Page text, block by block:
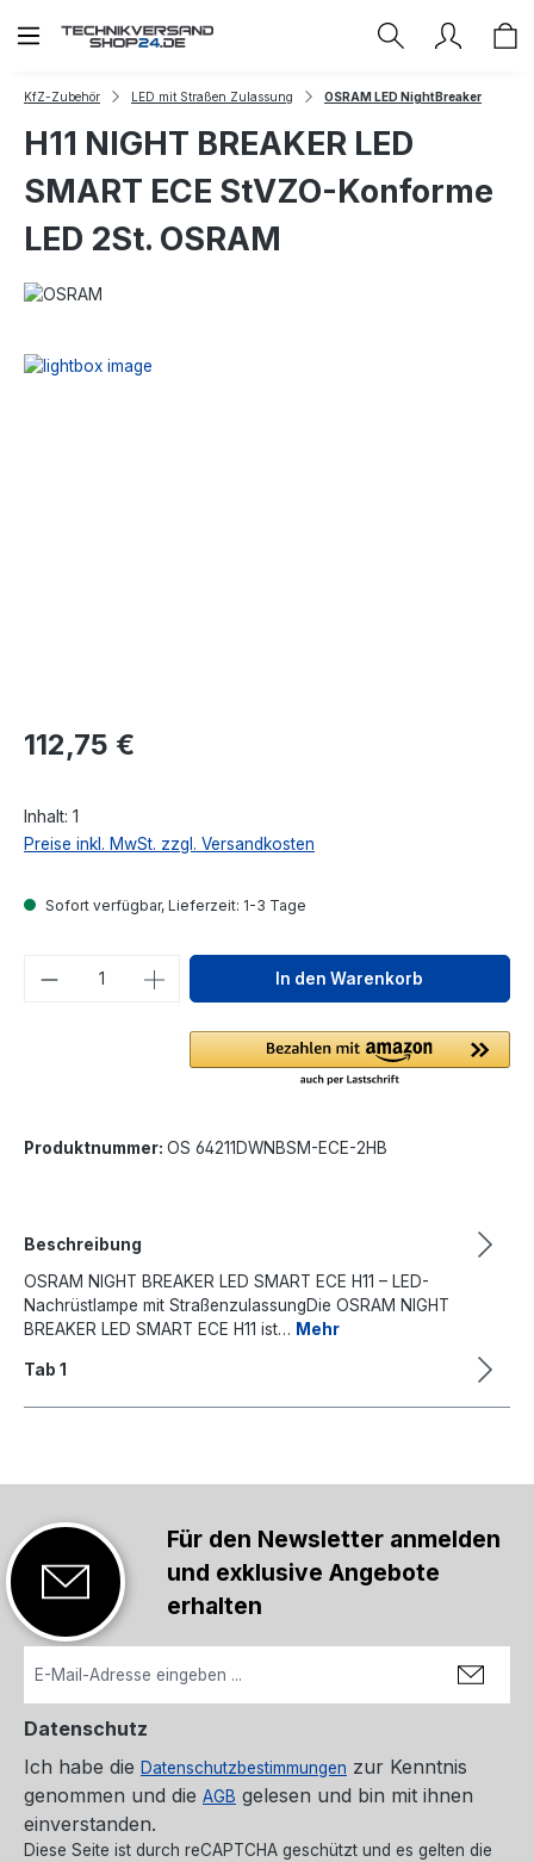
Zum Hauptinhalt springen
KfZ-Zubehör LED mit Straßen Zulassung OSRAM LED NightBreaker
H11 NIGHT BREAKER LED
SMART ECE StVZO-Konforme
LED 2St. OSRAM
Regulärer Preis:
112,75 €
Inhalt: 1
Preise inkl. MwSt. zzgl. Versandkosten
Sofort verfügbar, Lieferzeit: 1-3 Tage
Produkt Anzahl: Gib denIn den Warenkorb
Produktnummer: OS 64211DWNBSM-ECE-2HB
Beschreibung
OSRAM NIGHT BREAKER LED SMART ECE H11 – LED-
Nachrüstlampe mit StraßenzulassungDie OSRAM NIGHT
BREAKER LED SMART ECE H11 ist… Mehr
Tab 1
Für den Newsletter anmelden
und exklusive Angebote
erhalten
Datenschutz
Ich habe die Datenschutzbestimmungen zur Kenntnis
genommen und die AGB gelesen und bin mit ihnen
einverstanden.
Diese Seite ist durch reCAPTCHA geschützt und es gelten die